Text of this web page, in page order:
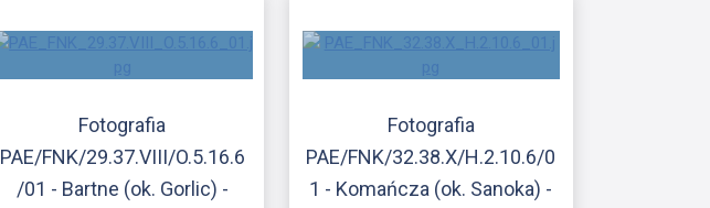
Fotografia
PAE/FNK/29.37.VIII/O.5.16.6
/01 - Bartne (ok. Gorlic) -
Fotografia
PAE/FNK/32.38.X/H.2.10.6/0
1 - Komańcza (ok. Sanoka) -